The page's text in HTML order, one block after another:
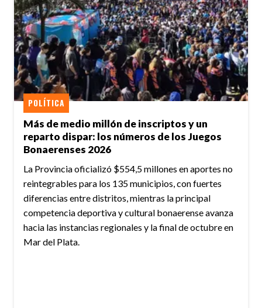
Más de medio millón de inscriptos y un
reparto dispar: los números de los Juegos
Bonaerenses 2026
POLÍTICA
La Provincia oficializó $554,5 millones en aportes no
reintegrables para los 135 municipios, con fuertes
diferencias entre distritos, mientras la principal
competencia deportiva y cultural bonaerense avanza
hacia las instancias regionales y la final de octubre en
Mar del Plata.